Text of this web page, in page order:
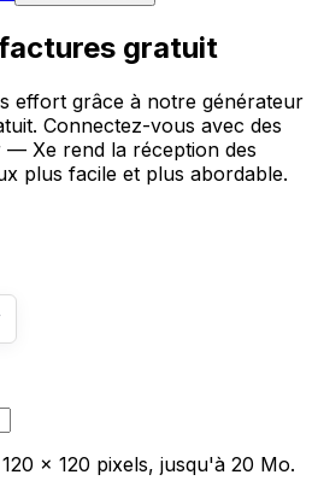
gratuit
effort grâce à notre générateur
Connectez-vous avec des
— Xe rend la réception des
plus facile et plus abordable.
x 120 pixels, jusqu'à 20 Mo.